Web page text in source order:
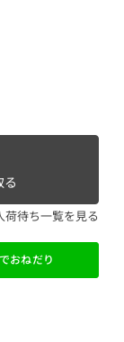
荷待ち一覧を見る
おねだり